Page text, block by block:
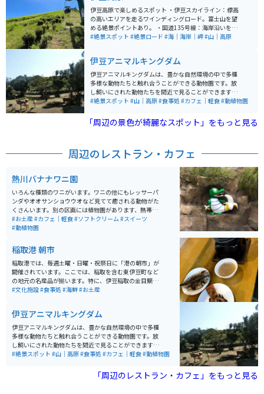
伊豆高原で楽しめるスポット ・伊豆スカイライン：標高
の高いエリアを走るワインディングロード。富士山を望
める絶景ポイントあり。 ・国道135号線：海岸沿いを走
るルート。熱海、伊東を経由し、海と山の景観を楽しめ
点のスポット。 ・大室山：標高580mの火山。リフトで
山頂まで行ける、山頂から360度のパノラマビュー（相
模湾、伊豆七島、富士山など）、すり鉢状の地形と遊歩
道があり、散策が楽しめる。 ・美術館：伊豆テディベ
ア・ミュージアム：テディベアの展示、伊豆ガラスと工
地元食材を使ったランチやスイーツが楽しめる、オーシ
ャンビューのカフェが多く、海を眺めながら過ごせる。
豆高原には絶景スポット、ツーリング向けのルート、温
泉、美術館、カフェなど、多様な楽しみ方ができるスポ
#絶景スポット #絶景ロード #海｜海岸｜岬#山｜高原
伊豆アニマルキングダム
伊豆アニマルキングダムは、豊かな自然環境の中で多種
多様な動物たちと触れ合うことができる動物園です。放
し飼いにされた動物たちを間近で見ることができます。
特にホワイトタイガーやキリン、カピバラなど、珍しい
ストランも併設されており、1人でもグループでも一日
中楽しむことが可能です。伊豆稲取温泉の高台にあるの
#絶景スポット #山｜高原#食事処 #カフェ｜軽食#動植物園
「周辺の景色が綺麗なスポット」をもっと見る
周辺のレストラン・カフェ
熱川バナナワニ園
いろんな種類のワニがいます。ワニの他にもレッサーパ
ンダやオオサンショウウオなど見てて癒される動物がた
くさんいます。別の区画には植物園があります、熱帯植
物のため全て温室ハウス内です。大きなスペースに多く
のハス池が設置されておりとても綺麗です。他にも珍し
はバナナが使われていてどれも美味しいです。マスコッ
トであるワニのお土産グッズも絶妙なデザインで欲しく
なります。少し時間のある際の暇つぶしとしてピッタリ
な場所です。
#お土産#カフェ｜軽食#ソフトクリーム#スイーツ
#動植物園
稲取港 朝市
稲取港では、毎週土曜・日曜・祝祭日に「港の朝市」が
開催されています。ここでは、稲取を含む東伊豆町など
の地元の名産品が揃います。特に、伊豆稲取の金目鯛な
どの焼き魚や釜飯は安く食べられます。 また、野菜や果
0〜12:00で、あら汁などは無料で提供されています。
#文化施設#食事処 #海鮮#お土産
伊豆アニマルキングダム
伊豆アニマルキングダムは、豊かな自然環境の中で多種
多様な動物たちと触れ合うことができる動物園です。放
し飼いにされた動物たちを間近で見ることができます。
特にホワイトタイガーやキリン、カピバラなど、珍しい
ストランも併設されており、1人でもグループでも一日
中楽しむことが可能です。伊豆稲取温泉の高台にあるの
#絶景スポット #山｜高原#食事処 #カフェ｜軽食#動植物園
「周辺のレストラン・カフェ」をもっと見る